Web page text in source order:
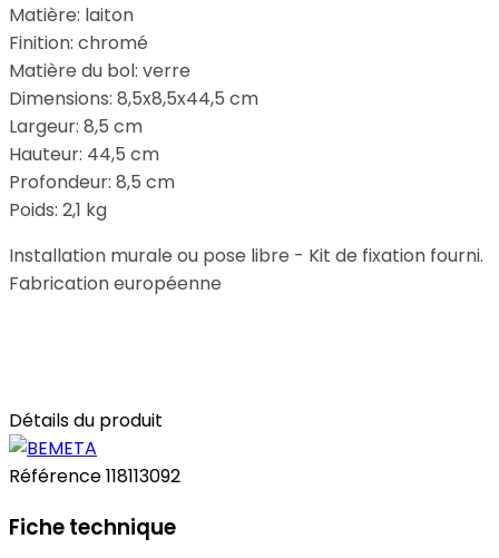
Matière: laiton
Finition: chromé
Matière du bol: verre
Dimensions: 8,5x8,5x44,5 cm
Largeur: 8,5 cm
Hauteur: 44,5 cm
Profondeur: 8,5 cm
Poids: 2,1 kg
Installation murale ou pose libre - Kit de fixation fourni.
Fabrication européenne
Détails du produit
Référence118113092
Fiche technique